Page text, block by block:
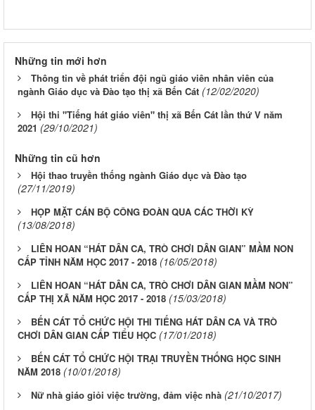
Những tin mới hơn
Thông tin về phát triển đội ngũ giáo viên nhân viên của
ngành Giáo dục và Đào tạo thị xã Bến Cát (12/02/2020)
Hội thi "Tiếng hát giáo viên" thị xã Bến Cát lần thứ V năm
2021 (29/10/2021)
Những tin cũ hơn
Hội thao truyền thống ngành Giáo dục và Đào tạo
(27/11/2019)
HỌP MẶT CÁN BỘ CÔNG ĐOÀN QUA CÁC THỜI KỲ
(13/08/2018)
LIÊN HOAN “HÁT DÂN CA, TRÒ CHƠI DÂN GIAN” MẦM NON
CẤP TỈNH NĂM HỌC 2017 - 2018 (16/05/2018)
LIÊN HOAN “HÁT DÂN CA, TRÒ CHƠI DÂN GIAN MẦM NON”
CẤP THỊ XÃ NĂM HỌC 2017 - 2018 (15/03/2018)
BẾN CÁT TỔ CHỨC HỘI THI TIẾNG HÁT DÂN CA VÀ TRÒ
CHƠI DÂN GIAN CẤP TIỂU HỌC (17/01/2018)
BẾN CÁT TỔ CHỨC HỘI TRẠI TRUYỀN THỐNG HỌC SINH
NĂM 2018 (10/01/2018)
Nữ nhà giáo giỏi việc trường, đảm việc nhà (21/10/2017)